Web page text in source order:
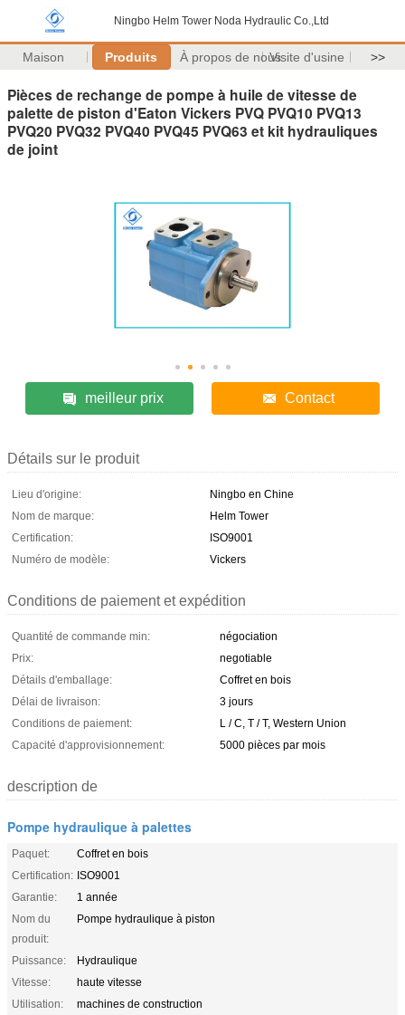
Ningbo Helm Tower Noda Hydraulic Co.,Ltd
Maison Produits À propos de nousVisite d'usine >>
Pièces de rechange de pompe à huile de vitesse de
palette de piston d'Eaton Vickers PVQ PVQ10 PVQ13
PVQ20 PVQ32 PVQ40 PVQ45 PVQ63 et kit hydrauliques
de joint
meilleur prix Contact
Détails sur le produit
Lieu d'origine:
Ningbo en Chine
Nom de marque:
Helm Tower
Certification:
ISO9001
Numéro de modèle:
Vickers
Conditions de paiement et expédition
Quantité de commande min:
négociation
Prix:
negotiable
Détails d'emballage:
Coffret en bois
Délai de livraison:
3 jours
Conditions de paiement:
L / C, T / T, Western Union
Capacité d'approvisionnement:
5000 pièces par mois
description de
Pompe hydraulique à palettes
Paquet:
Coffret en bois
Certification: ISO9001
Garantie:
1 année
Nom du
produit:
Pompe hydraulique à piston
Puissance:
Hydraulique
Vitesse:
haute vitesse
Utilisation:
machines de construction